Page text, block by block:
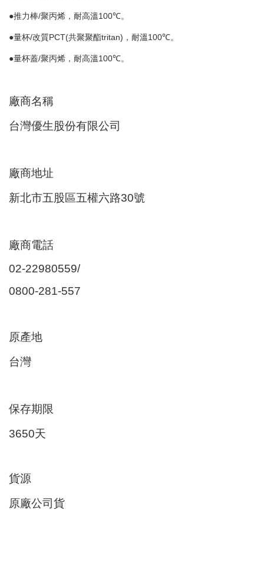
●推力棒/聚丙烯，耐高溫100℃。
●量杯/改質PCT(共聚聚酯tritan) ，耐溫100℃。
●量杯蓋/聚丙烯，耐高溫100℃。
廠商名稱
台灣優生股份有限公司
廠商地址
新北市五股區五權六路30號
廠商電話
02-22980559/
0800-281-557
原產地
台灣
保存期限
3650天
貨源
原廠公司貨